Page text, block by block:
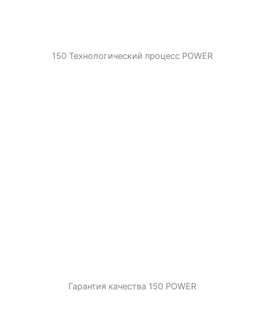
150 Технологический процесс POWER
Гарантия качества 150 POWER